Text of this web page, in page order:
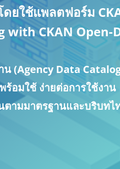
ยใช้แพลตฟอร์ม
with CKAN Open-
(Agency Data
อมใช้ ง่ายต่อการใช้งาน
ตามมาตรฐานและบริบทไ